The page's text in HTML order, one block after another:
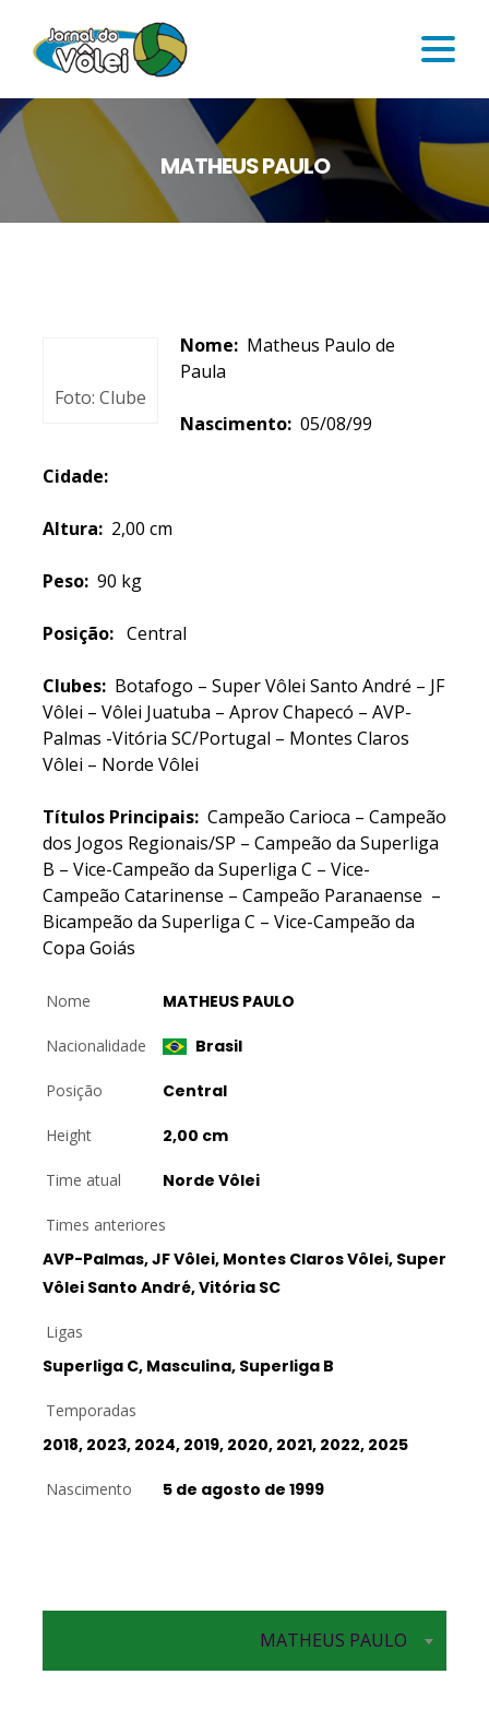
MATHEUS PAULO
Foto: Clube
Nome: Matheus Paulo de
Paula
Nascimento: 05/08/99
Cidade:
Altura: 2,00 cm
Peso: 90 kg
Posição: Central
Clubes: Botafogo – Super Vôlei Santo André – JF
Vôlei – Vôlei Juatuba – Aprov Chapecó – AVP-
Palmas -Vitória SC/Portugal – Montes Claros
Vôlei – Norde Vôlei
Títulos Principais: Campeão Carioca – Campeão
dos Jogos Regionais/SP – Campeão da Superliga
B – Vice-Campeão da Superliga C – Vice-
Campeão Catarinense – Campeão Paranaense –
Bicampeão da Superliga C – Vice-Campeão da
Copa Goiás
Nome MATHEUS PAULO
Nacionalidade Brasil
Posição Central
Height 2,00 cm
Time atual Norde Vôlei
Times anteriores
AVP-Palmas, JF Vôlei, Montes Claros Vôlei, Super
Vôlei Santo André, Vitória SC
Ligas
Superliga C, Masculina, Superliga B
Temporadas
2018, 2023, 2024, 2019, 2020, 2021, 2022, 2025
Nascimento 5 de agosto de 1999
MATHEUS PAULO